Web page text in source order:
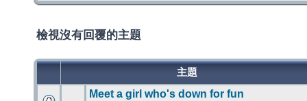
檢視沒有回覆的主題
主題
Meet a girl who's down for fun